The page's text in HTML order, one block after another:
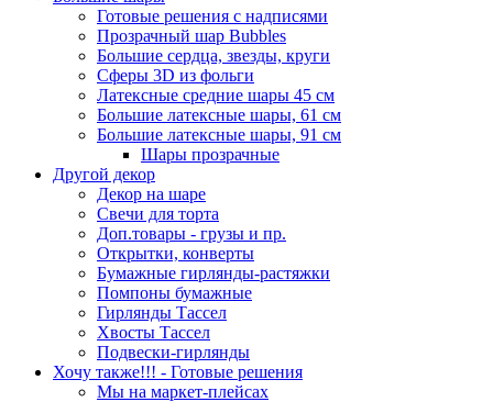
Готовые решения с надписями
Прозрачный шар Bubbles
Большие сердца, звезды, круги
Сферы 3D из фольги
Латексные средние шары 45 см
Большие латексные шары, 61 см
Большие латексные шары, 91 см
Шары прозрачные
Другой декор
Декор на шаре
Свечи для торта
Доп.товары - грузы и пр.
Открытки, конверты
Бумажные гирлянды-растяжки
Помпоны бумажные
Гирлянды Тассел
Хвосты Тассел
Подвески-гирлянды
Хочу также!!! - Готовые решения
Мы на маркет-плейсах